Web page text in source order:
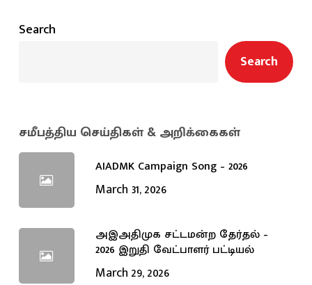
Search
Search
சமீபத்திய செய்திகள் & அறிக்கைகள்
AIADMK Campaign Song – 2026
March 31, 2026
அஇஅதிமுக சட்டமன்ற தேர்தல் –
2026 இறுதி வேட்பாளர் பட்டியல்
March 29, 2026